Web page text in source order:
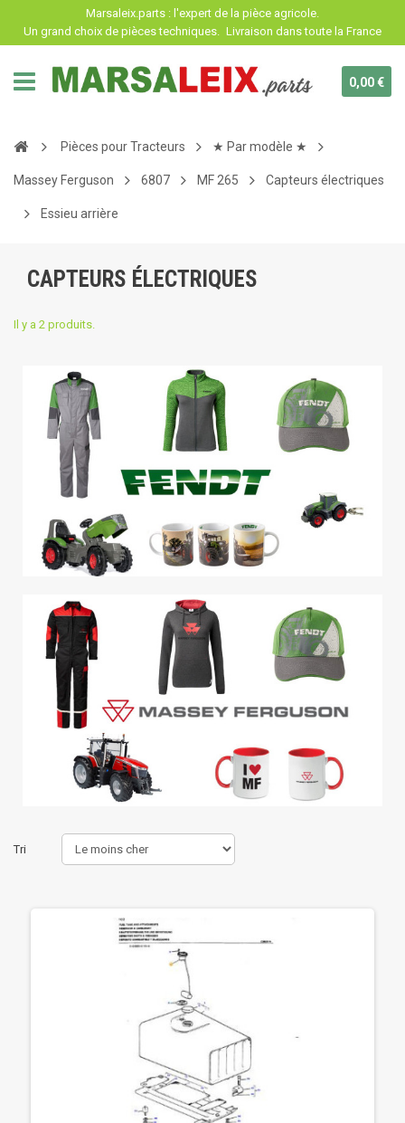
Marsaleix.parts : l'expert de la pièce agricole.
Un grand choix de pièces techniques. Livraison dans toute la France
0,00 €
Pièces pour Tracteurs ★ Par modèle ★
Massey Ferguson 6807 MF 265 Capteurs électriques
Essieu arrière
CAPTEURS ÉLECTRIQUES
Il y a 2 produits.
Tri
Panneau de gestion des cookies